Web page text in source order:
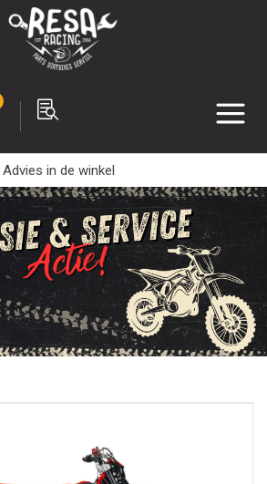
Advies in de winkel